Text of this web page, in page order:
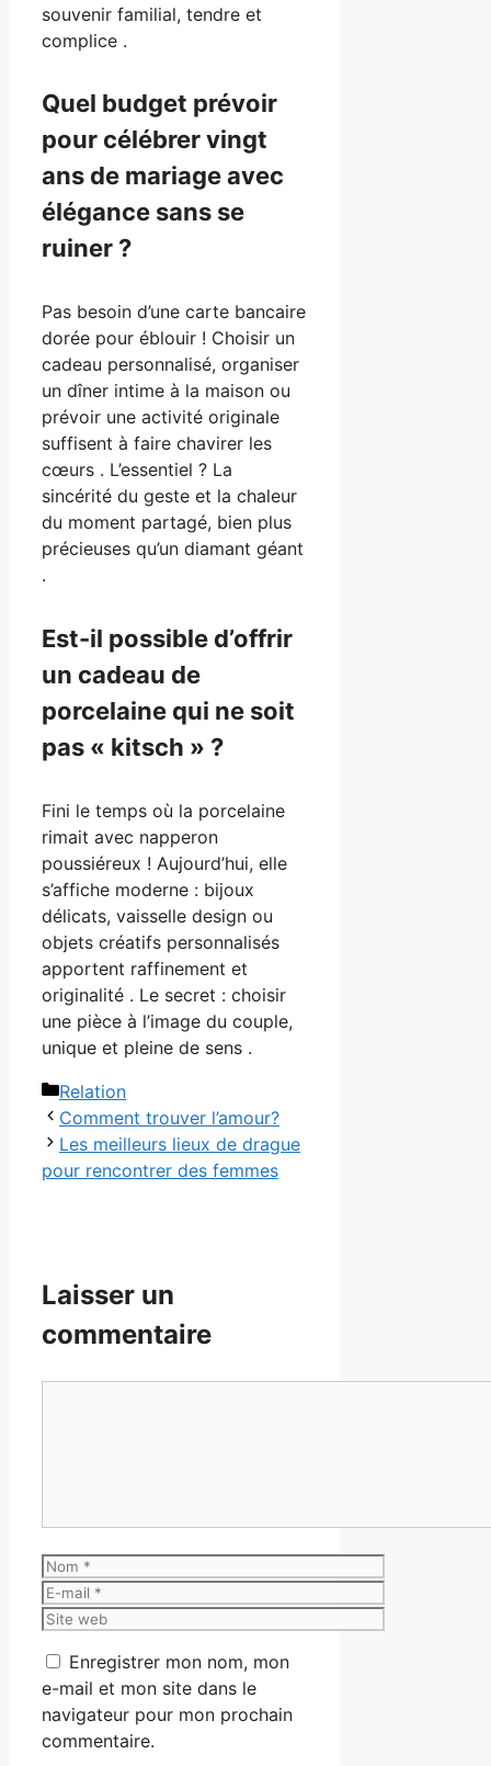
souvenir familial, tendre et
complice .
Quel budget prévoir
pour célébrer vingt
ans de mariage avec
élégance sans se
ruiner ?
Pas besoin d’une carte bancaire
dorée pour éblouir ! Choisir un
cadeau personnalisé, organiser
un dîner intime à la maison ou
prévoir une activité originale
suffisent à faire chavirer les
cœurs . L’essentiel ? La
sincérité du geste et la chaleur
du moment partagé, bien plus
précieuses qu’un diamant géant
.
Est-il possible d’offrir
un cadeau de
porcelaine qui ne soit
pas « kitsch » ?
Fini le temps où la porcelaine
rimait avec napperon
poussiéreux ! Aujourd’hui, elle
s’affiche moderne : bijoux
délicats, vaisselle design ou
objets créatifs personnalisés
apportent raffinement et
originalité . Le secret : choisir
une pièce à l’image du couple,
unique et pleine de sens .
Catégories
Relation
Comment trouver l’amour?
Les meilleurs lieux de drague
pour rencontrer des femmes
Laisser un
commentaire
Nom
E-
mail
Site
Enregistrer mon nom, mon
e-mail et mon site dans le
navigateur pour mon prochain
commentaire.